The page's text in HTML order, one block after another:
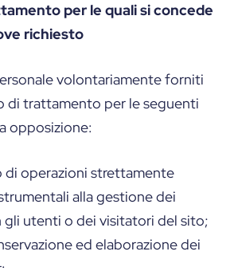
per le quali si concede
richiesto
volontariamente forniti
di trattamento per le seguenti
opposizione:
di operazioni strettamente
alla gestione dei
gli utenti o dei visitatori del sito;
ed elaborazione dei